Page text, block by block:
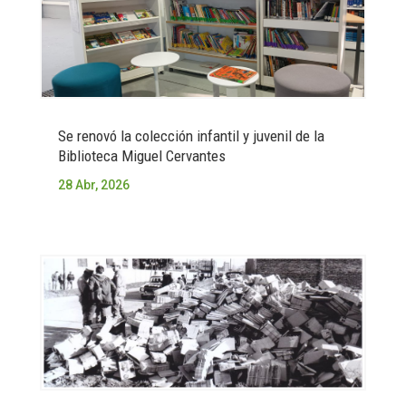
Se renovó la colección infantil y juvenil de la
Biblioteca Miguel Cervantes
28 Abr, 2026